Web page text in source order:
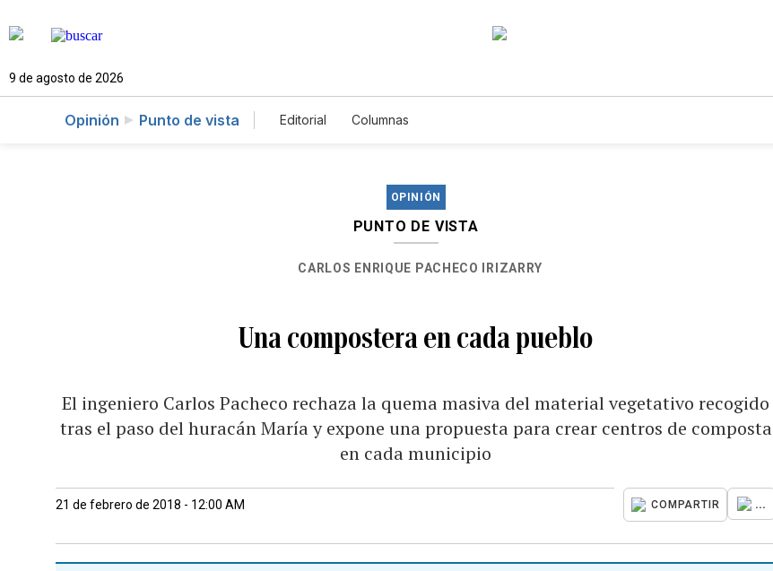
9 de agosto de 2026
Opinión Punto de vista Editorial Columnas
OPINIÓN
PUNTO DE VISTA
CARLOS ENRIQUE PACHECO IRIZARRY
Una compostera en cada pueblo
El ingeniero Carlos Pacheco rechaza la quema masiva del material vegetativo recogido
tras el paso del huracán María y expone una propuesta para crear centros de composta
en cada municipio
21 de febrero de 2018 - 12:00 AM COMPARTIR ...